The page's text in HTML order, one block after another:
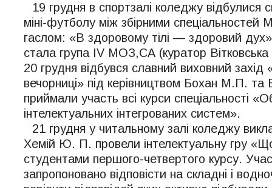
19 грудня в спортзалі коледжу відбулися
міні-футболу між збірними
гаслом: «В здоровому тілі — здоровий
стала група IV МОЗ,СА (куратор
20 грудня відбувся славний виховний захід
вечорниці» під керівництвом Бохан М.П.
приймали участь всі курси спеціальності
інтелектуальних інтегрованих систем».
21 грудня у читальному залі коледжу
Хемій Ю. П. провели інтелектуальну гру
студентами першого-четвертого курсу.
запропоновано відповісти на складні і